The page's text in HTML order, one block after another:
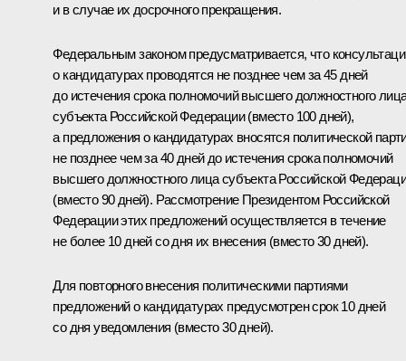
и в случае их досрочного прекращения.
Федеральным законом предусматривается, что
о кандидатурах проводятся не позднее чем за 45 дней
до истечения срока полномочий высшего должностного
субъекта Российской Федерации (вместо 100 дней),
а предложения о кандидатурах вносятся политической
не позднее чем за 40 дней до истечения срока полномочий
высшего должностного лица субъекта Российской
(вместо 90 дней). Рассмотрение Президентом Российской
Федерации этих предложений осуществляется в течение
не более 10 дней со дня их внесения (вместо 30 дней).
Для повторного внесения политическими партиями
предложений о кандидатурах предусмотрен срок 10 дней
со дня уведомления (вместо 30 дней).